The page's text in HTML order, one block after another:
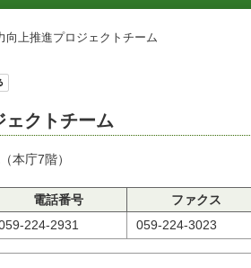
上推進プロジェクトチーム
ェクトチーム
本庁7階）
電話番号 ファクス
224-2931 059-224-3023